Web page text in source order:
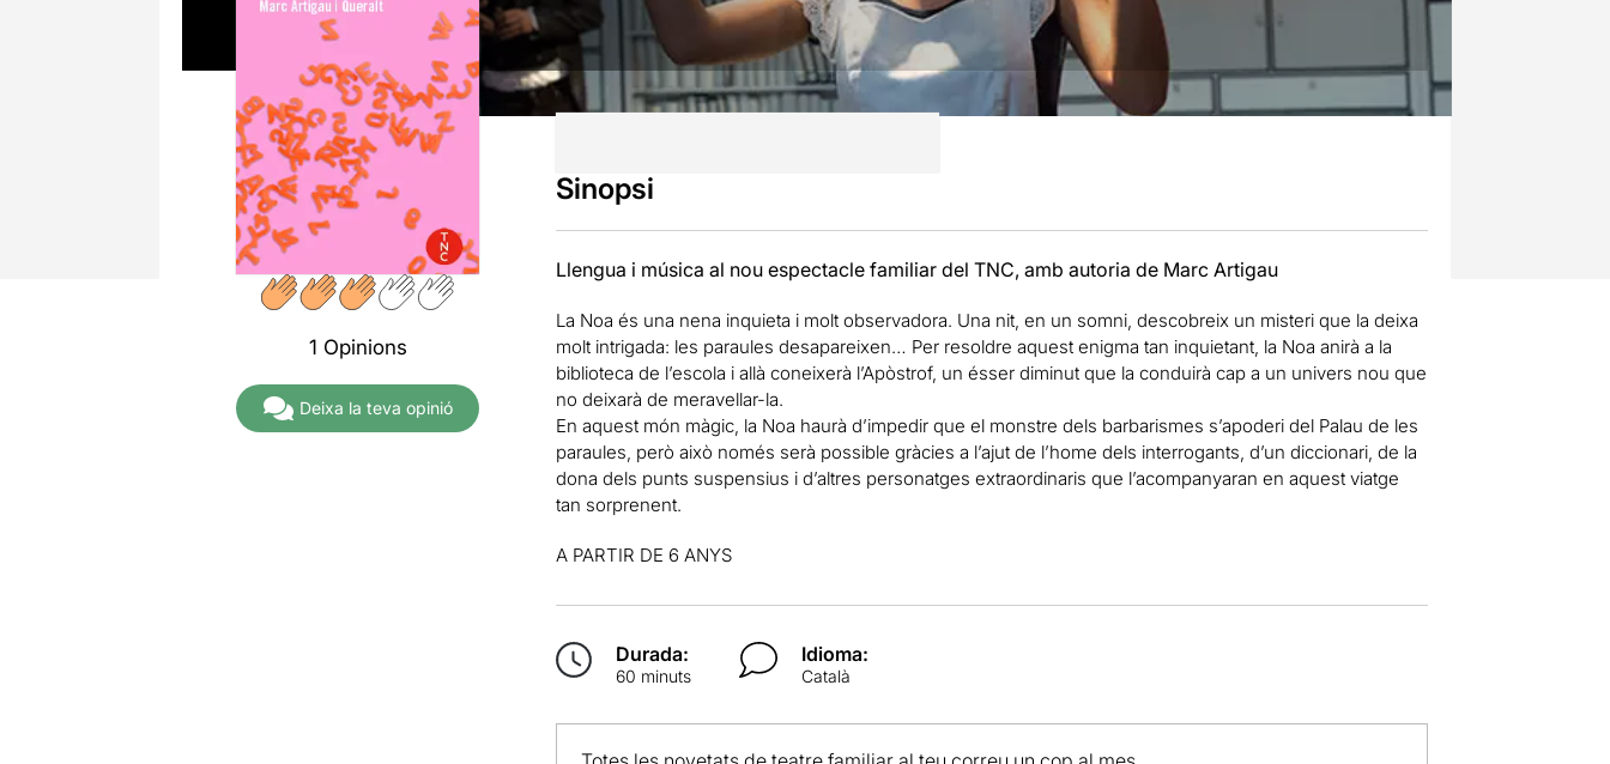
1 Opinions
Deixa la teva opinió
Sinopsi
Llengua i música al nou espectacle familiar del TNC, amb autoria de Marc Artigau
La Noa és una nena inquieta i molt observadora. Una nit, en un somni, descobreix un misteri que la deixa
molt intrigada: les paraules desapareixen… Per resoldre aquest enigma tan inquietant, la Noa anirà a la
biblioteca de l’escola i allà coneixerà l’Apòstrof, un ésser diminut que la conduirà cap a un univers nou que
no deixarà de meravellar-la.
En aquest món màgic, la Noa haurà d’impedir que el monstre dels barbarismes s’apoderi del Palau de les
paraules, però això només serà possible gràcies a l’ajut de l’home dels interrogants, d’un diccionari, de la
dona dels punts suspensius i d’altres personatges extraordinaris que l’acompanyaran en aquest viatge
tan sorprenent.
A PARTIR DE 6 ANYS
Durada:
60 minuts
Idioma:
Català